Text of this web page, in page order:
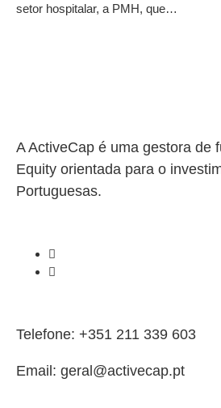
setor hospitalar, a PMH, que…
A ActiveCap é uma gestora de
Equity orientada para o
Portuguesas.
Telefone: +351 211 339 603
Email: geral@activecap.pt